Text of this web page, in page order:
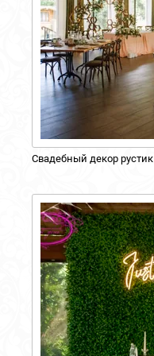
Свадебный декор рустик